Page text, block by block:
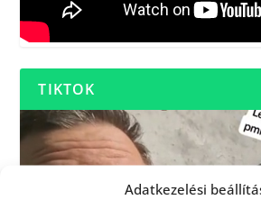
Adatkezelési
TIKTOK